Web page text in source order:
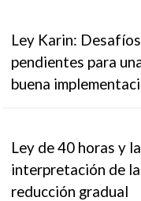
Ley Karin: Desafíos
pendientes para
buena
Ley de 40 horas y la
interpretación de la
reducción gradual